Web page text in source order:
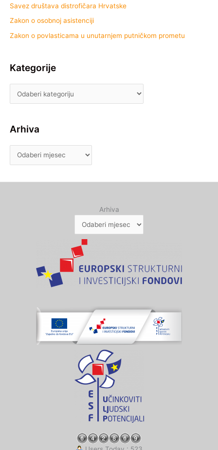
Savez društava distrofičara Hrvatske
Zakon o osobnoj asistenciji
Zakon o povlasticama u unutarnjem putničkom prometu
Kategorije
Arhiva
Arhiva